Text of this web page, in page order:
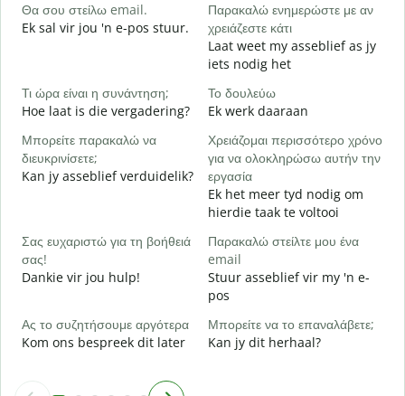
Θα σου στείλω email.
Ek sal vir jou 'n e-pos stuur.
Παρακαλώ ενημερώστε με αν
χρειάζεστε κάτι
Laat weet my asseblief as jy
iets nodig het
Τι ώρα είναι η συνάντηση;
Hoe laat is die vergadering?
Το δουλεύω
Ek werk daaraan
Μπορείτε παρακαλώ να
διευκρινίσετε;
Kan jy asseblief verduidelik?
Χρειάζομαι περισσότερο χρόνο
για να ολοκληρώσω αυτήν την
εργασία
Ek het meer tyd nodig om
hierdie taak te voltooi
Σας ευχαριστώ για τη βοήθειά
σας!
Dankie vir jou hulp!
Παρακαλώ στείλτε μου ένα
email
Stuur asseblief vir my 'n e-
pos
Ας το συζητήσουμε αργότερα
Kom ons bespreek dit later
Μπορείτε να το επαναλάβετε;
Kan jy dit herhaal?